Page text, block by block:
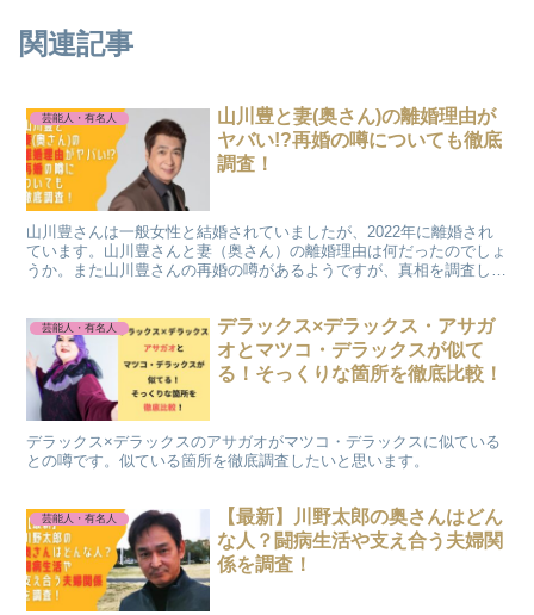
関連記事
芸能人・有名人
山川豊と妻(奥さん)の離婚理由が
ヤバい!?再婚の噂についても徹底
調査！
山川豊さんは一般女性と結婚されていましたが、2022年に離婚され
ています。山川豊さんと妻（奥さん）の離婚理由は何だったのでしょ
うか。また山川豊さんの再婚の噂があるようですが、真相を調査した
芸能人・有名人
デラックス×デラックス・アサガ
オとマツコ・デラックスが似て
る！そっくりな箇所を徹底比較！
デラックス×デラックスのアサガオがマツコ・デラックスに似ている
との噂です。似ている箇所を徹底調査したいと思います。
芸能人・有名人
【最新】川野太郎の奥さんはどん
な人？闘病生活や支え合う夫婦関
係を調査！